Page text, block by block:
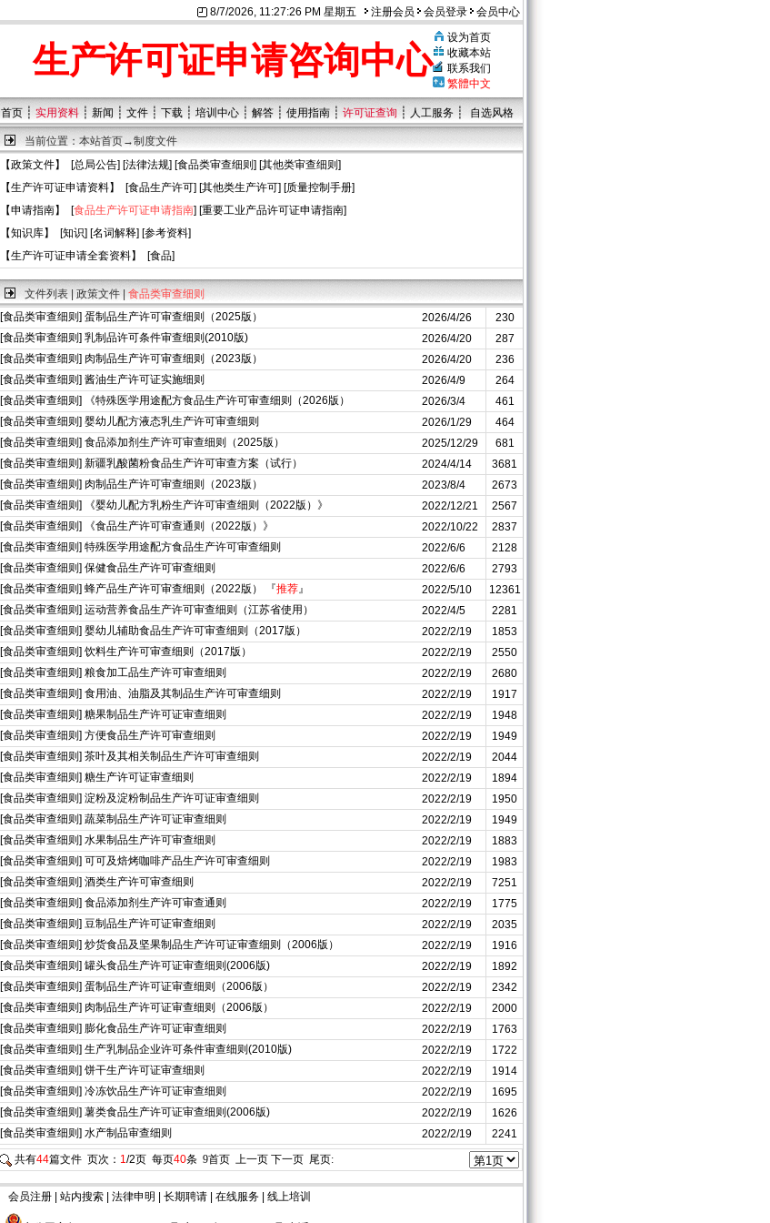
8/7/2026, 11:27:26 PM 星期五 注册会员 会员登录 会员中心
生产许可证申请咨询中心
设为首页
收藏本站
联系我们
繁體中文
首页 ┊ 实用资料 ┊ 新闻 ┊ 文件 ┊ 下载 ┊ 培训中心 ┊ 解答 ┊ 使用指南 ┊ 许可证查询 ┊ 人工服务 ┊ 自选风格
当前位置： 本站首页→制度文件
【政策文件】 [总局公告] [法律法规] [食品类审查细则 ] [其他类审查细则 ]
【生产许可证申请资料】 [食品生产许可] [其他类生产许可] [质量控制手册]
【申请指南】 [食品生产许可证申请指南] [重要工业产品许可证申请指南]
【知识库】 [知识] [名词解释] [参考资料]
【生产许可证申请全套资料】 [食品]
文件列表 | 政策文件 | 食品类审查细则
[食品类审查细则 ] 蛋制品生产许可审查细则（2025版） 2026/4/26
230
[食品类审查细则 ] 乳制品许可条件审查细则(2010版) 2026/4/20
287
[食品类审查细则 ] 肉制品生产许可审查细则（2023版） 2026/4/20
236
[食品类审查细则 ] 酱油生产许可证实施细则 2026/4/9
264
[食品类审查细则 ] 《特殊医学用途配方食品生产许可审查细则（2026版） 2026/3/4
461
[食品类审查细则 ] 婴幼儿配方液态乳生产许可审查细则 2026/1/29
464
[食品类审查细则 ] 食品添加剂生产许可审查细则（2025版） 2025/12/29
681
[食品类审查细则 ] 新疆乳酸菌粉食品生产许可审查方案（试行） 2024/4/14
3681
[食品类审查细则 ] 肉制品生产许可审查细则（2023版） 2023/8/4
2673
[食品类审查细则 ] 《婴幼儿配方乳粉生产许可审查细则（2022版）》 2022/12/21
2567
[食品类审查细则 ] 《食品生产许可审查通则（2022版）》 2022/10/22
2837
[食品类审查细则 ] 特殊医学用途配方食品生产许可审查细则 2022/6/6
2128
[食品类审查细则 ] 保健食品生产许可审查细则 2022/6/6
2793
[食品类审查细则 ] 蜂产品生产许可审查细则（2022版） 『推荐』 2022/5/10
12361
[食品类审查细则 ] 运动营养食品生产许可审查细则（江苏省使用） 2022/4/5
2281
[食品类审查细则 ] 婴幼儿辅助食品生产许可审查细则（2017版） 2022/2/19
1853
[食品类审查细则 ] 饮料生产许可审查细则（2017版） 2022/2/19
2550
[食品类审查细则 ] 粮食加工品生产许可审查细则 2022/2/19
2680
[食品类审查细则 ] 食用油、油脂及其制品生产许可审查细则 2022/2/19
1917
[食品类审查细则 ] 糖果制品生产许可证审查细则 2022/2/19
1948
[食品类审查细则 ] 方便食品生产许可审查细则 2022/2/19
1949
[食品类审查细则 ] 茶叶及其相关制品生产许可审查细则 2022/2/19
2044
[食品类审查细则 ] 糖生产许可证审查细则 2022/2/19
1894
[食品类审查细则 ] 淀粉及淀粉制品生产许可证审查细则 2022/2/19
1950
[食品类审查细则 ] 蔬菜制品生产许可证审查细则 2022/2/19
1949
[食品类审查细则 ] 水果制品生产许可审查细则 2022/2/19
1883
[食品类审查细则 ] 可可及焙烤咖啡产品生产许可审查细则 2022/2/19
1983
[食品类审查细则 ] 酒类生产许可审查细则 2022/2/19
7251
[食品类审查细则 ] 食品添加剂生产许可审查通则 2022/2/19
1775
[食品类审查细则 ] 豆制品生产许可证审查细则 2022/2/19
2035
[食品类审查细则 ] 炒货食品及坚果制品生产许可证审查细则（2006版） 2022/2/19
1916
[食品类审查细则 ] 罐头食品生产许可证审查细则(2006版) 2022/2/19
1892
[食品类审查细则 ] 蛋制品生产许可证审查细则（2006版） 2022/2/19
2342
[食品类审查细则 ] 肉制品生产许可证审查细则（2006版） 2022/2/19
2000
[食品类审查细则 ] 膨化食品生产许可证审查细则 2022/2/19
1763
[食品类审查细则 ] 生产乳制品企业许可条件审查细则(2010版) 2022/2/19
1722
[食品类审查细则 ] 饼干生产许可证审查细则 2022/2/19
1914
[食品类审查细则 ] 冷冻饮品生产许可证审查细则 2022/2/19
1695
[食品类审查细则 ] 薯类食品生产许可证审查细则(2006版) 2022/2/19
1626
[食品类审查细则 ] 水产制品审查细则 2022/2/19
2241
共有44篇文件 页次： 1/2页 每页40条 9首页 上一页 下一页 尾页:
会员注册| 站内搜索| 法律申明 长期聘请| 在线服务| 线上培训